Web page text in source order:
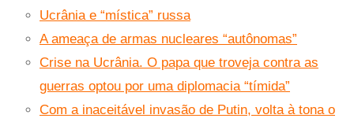
Ucrânia e “mística” russa
A ameaça de armas nucleares “autônomas”
Crise na Ucrânia. O papa que troveja contra as
guerras optou por uma diplomacia “tímida”
Com a inaceitável invasão de Putin, volta à tona o